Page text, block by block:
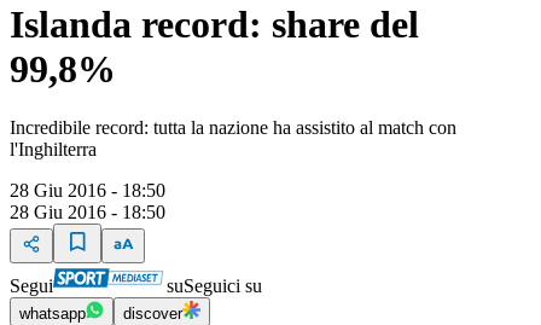
Islanda record: share del
99,8%
Incredibile record: tutta la nazione ha assistito al match con
l'Inghilterra
28 Giu 2016 - 18:50
28 Giu 2016 - 18:50
Segui suSeguici su
whatsapp discover